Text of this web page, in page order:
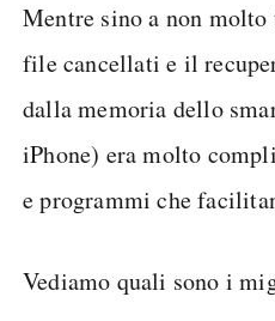
Mentre sino a non
file cancellati e il
dalla memoria dello
iPhone) era molto
e programmi che
Vediamo quali sono i